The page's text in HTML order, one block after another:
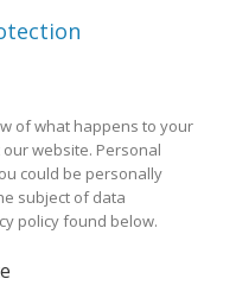
of what happens to your
website. Personal
could be personally
subject of data
policy found below.